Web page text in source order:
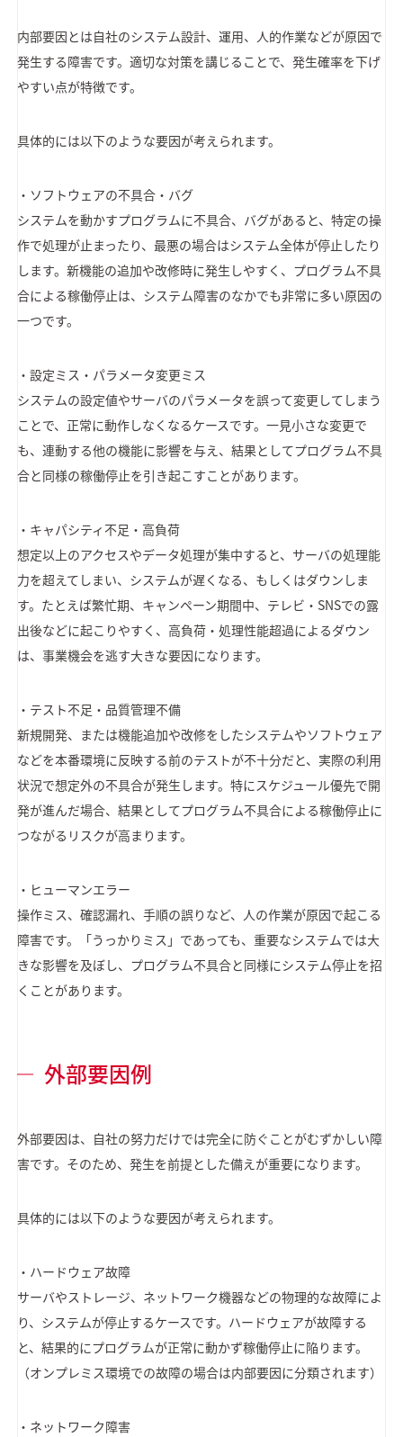
内部要因とは自社のシステム設計、運用、人的作業などが原因で
発生する障害です。適切な対策を講じることで、発生確率を下げ
やすい点が特徴です。
具体的には以下のような要因が考えられます。
・ソフトウェアの不具合・バグ
システムを動かすプログラムに不具合、バグがあると、特定の操
作で処理が止まったり、最悪の場合はシステム全体が停止したり
します。新機能の追加や改修時に発生しやすく、プログラム不具
合による稼働停止は、システム障害のなかでも非常に多い原因の
一つです。
・設定ミス・パラメータ変更ミス
システムの設定値やサーバのパラメータを誤って変更してしまう
ことで、正常に動作しなくなるケースです。一見小さな変更で
も、連動する他の機能に影響を与え、結果としてプログラム不具
合と同様の稼働停止を引き起こすことがあります。
・キャパシティ不足・高負荷
想定以上のアクセスやデータ処理が集中すると、サーバの処理能
力を超えてしまい、システムが遅くなる、もしくはダウンしま
す。たとえば繁忙期、キャンペーン期間中、テレビ・SNSでの露
出後などに起こりやすく、高負荷・処理性能超過によるダウン
は、事業機会を逃す大きな要因になります。
・テスト不足・品質管理不備
新規開発、または機能追加や改修をしたシステムやソフトウェア
などを本番環境に反映する前のテストが不十分だと、実際の利用
状況で想定外の不具合が発生します。特にスケジュール優先で開
発が進んだ場合、結果としてプログラム不具合による稼働停止に
つながるリスクが高まります。
・ヒューマンエラー
操作ミス、確認漏れ、手順の誤りなど、人の作業が原因で起こる
障害です。「うっかりミス」であっても、重要なシステムでは大
きな影響を及ぼし、プログラム不具合と同様にシステム停止を招
くことがあります。
外部要因例
外部要因は、自社の努力だけでは完全に防ぐことがむずかしい障
害です。そのため、発生を前提とした備えが重要になります。
具体的には以下のような要因が考えられます。
・ハードウェア故障
サーバやストレージ、ネットワーク機器などの物理的な故障によ
り、システムが停止するケースです。ハードウェアが故障する
と、結果的にプログラムが正常に動かず稼働停止に陥ります。
（オンプレミス環境での故障の場合は内部要因に分類されます）
・ネットワーク障害